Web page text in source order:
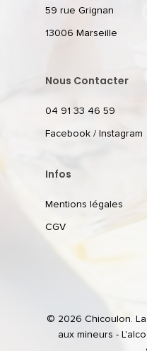
59 rue Grignan
13006 Marseille
Nous Contacter
04 91 33 46 59
Facebook / Instagram
Infos
Mentions légales
CGV
© 2026 Chicoulon.
aux mineurs -